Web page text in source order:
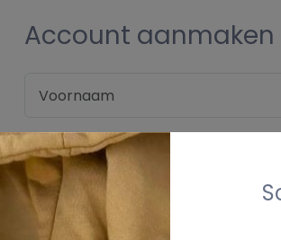
Account aanmaken